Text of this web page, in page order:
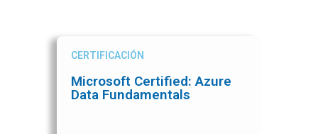
CERTIFICACIÓN
Microsoft Certified: Azure
Data Fundamentals